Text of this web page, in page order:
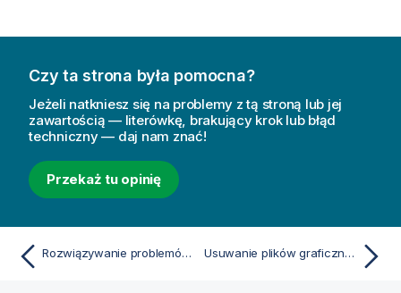
Czy ta strona była pomocna?
Jeżeli natkniesz się na problemy z tą stroną lub jej
zawartością — literówkę, brakujący krok lub błąd
techniczny — daj nam znać!
Przekaż tu opinię
Rozwiązywanie problemów — tworzenie aplikacji Usuwanie plików graficznych z biblioteki multimediów